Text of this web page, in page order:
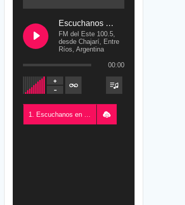
Escuchanos en Vivo
FM del Este 100.5,
desde Chajarí, Entre
Ríos, Argentina
00:00
1. Escuchanos en Vivo - FM del Este 100.5, desde Chajarí, Entre Ríos, Argentina